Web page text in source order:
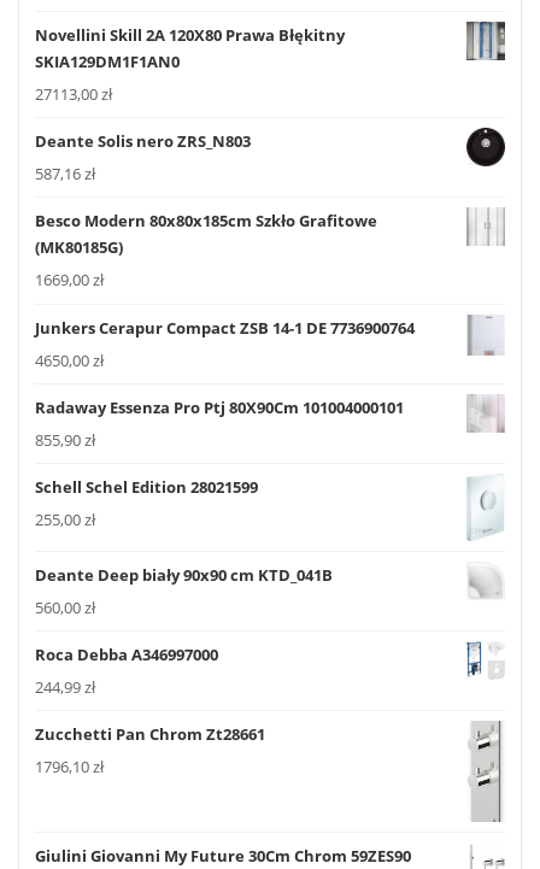
Novellini Skill 2A 120X80 Prawa Błękitny
SKIA129DM1F1AN0
27113,00zł
Deante Solis nero ZRS_N803
587,16zł
Besco Modern 80x80x185cm Szkło Grafitowe
(MK80185G)
1669,00zł
Junkers Cerapur Compact ZSB 14-1 DE 7736900764
4650,00zł
Radaway Essenza Pro Ptj 80X90Cm 101004000101
855,90zł
Schell Schel Edition 28021599
255,00zł
Deante Deep biały 90x90 cm KTD_041B
560,00zł
Roca Debba A346997000
244,99zł
Zucchetti Pan Chrom Zt28661
1796,10zł
Giulini Giovanni My Future 30Cm Chrom 59ZES90